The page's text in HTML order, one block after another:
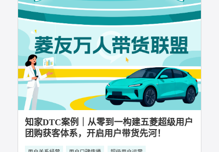
知家 DTC 超级用户运营：五菱「菱感」IP
重构品牌用户共生生态
社会化营销 短视频营销运营 用户口碑传播
20
2025年11月